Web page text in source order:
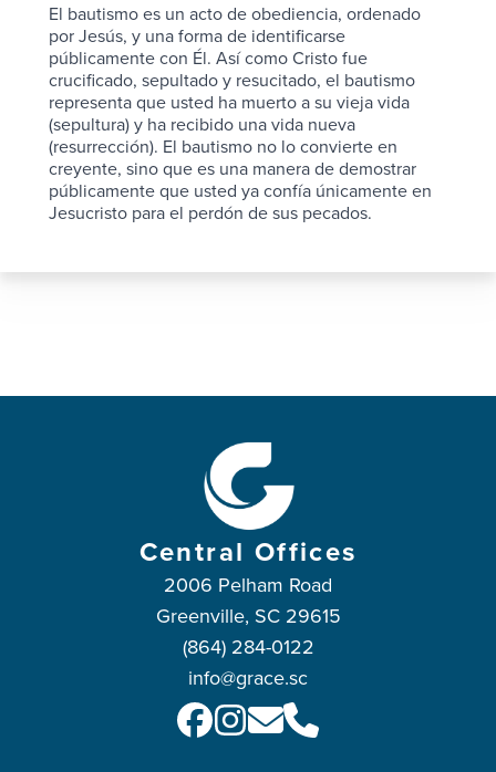
El bautismo es un acto de obediencia, ordenado
por Jesús, y una forma de identificarse
públicamente con Él. Así como Cristo fue
crucificado, sepultado y resucitado, el bautismo
representa que usted ha muerto a su vieja vida
(sepultura) y ha recibido una vida nueva
(resurrección). El bautismo no lo convierte en
creyente, sino que es una manera de demostrar
públicamente que usted ya confía únicamente en
Jesucristo para el perdón de sus pecados.
Central Offices
2006 Pelham Road
Greenville, SC 29615
(864) 284-0122
info@grace.sc